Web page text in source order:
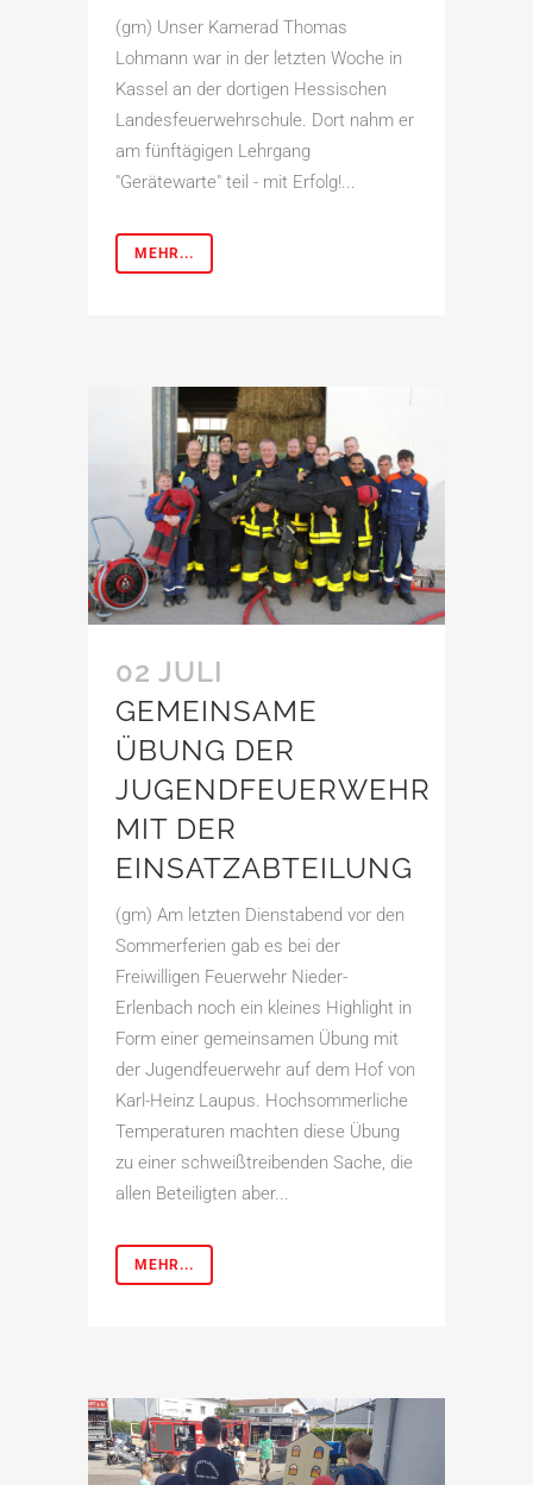
(gm) Unser Kamerad Thomas
Lohmann war in der letzten Woche in
Kassel an der dortigen Hessischen
Landesfeuerwehrschule. Dort nahm er
am fünftägigen Lehrgang
"Gerätewarte" teil - mit Erfolg!...
MEHR...
02 JULI
GEMEINSAME
ÜBUNG DER
JUGENDFEUERWEHR
MIT DER
EINSATZABTEILUNG
(gm) Am letzten Dienstabend vor den
Sommerferien gab es bei der
Freiwilligen Feuerwehr Nieder-
Erlenbach noch ein kleines Highlight in
Form einer gemeinsamen Übung mit
der Jugendfeuerwehr auf dem Hof von
Karl-Heinz Laupus. Hochsommerliche
Temperaturen machten diese Übung
zu einer schweißtreibenden Sache, die
allen Beteiligten aber...
MEHR...